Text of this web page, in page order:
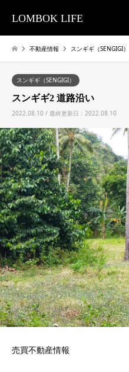
LOMBOK LIFE
不動産情報 スンギギ（SENGIGI）
スンギギ（SENGIGI）
スンギギ2 道路沿い
2022.08.10 / 最終更新日：2022.08.10
売買不動産情報